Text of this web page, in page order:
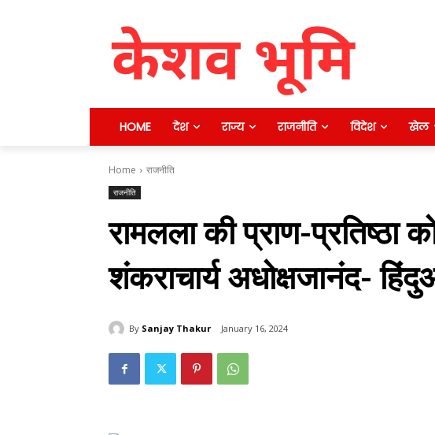
HOME देश राज्य राजनीति विदेश खेल
Home राजनीति
राजनीति
रामलला की प्राण-प्रतिष्ठा
शंकराचार्य अधोक्षजानंद-
By Sanjay Thakur January 16, 2024